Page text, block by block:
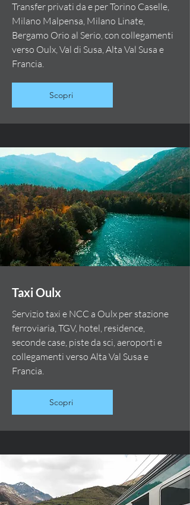
Transfer privati da e per Torino Caselle,
Milano Malpensa, Milano Linate,
Bergamo Orio al Serio, con collegamenti
verso Oulx, Val di Susa, Alta Val Susa e
Francia.
Scopri
Taxi Oulx
Servizio taxi e NCC a Oulx per stazione
ferroviaria, TGV, hotel, residence,
seconde case, piste da sci, aeroporti e
collegamenti verso Alta Val Susa e
Francia.
Scopri